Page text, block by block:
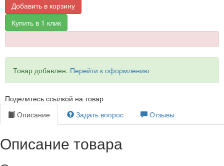
Добавить в корзину
Купить в 1 клик
Товар добавлен. Перейти к оформлению
Поделитесь ссылкой на товар
Описание
Задать вопрос Отзывы
Описание товара